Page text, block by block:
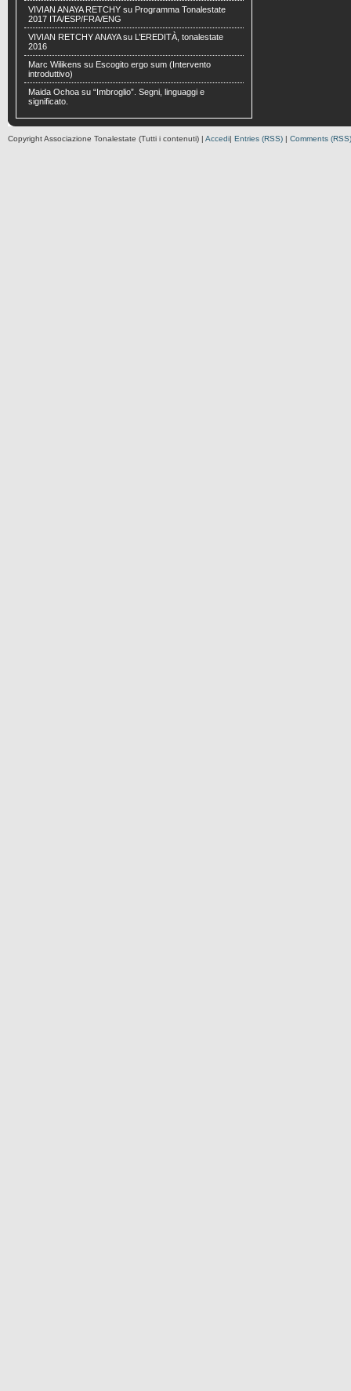
VIVIAN ANAYA RETCHY su Programma Tonalestate
2017 ITA/ESP/FRA/ENG
VIVIAN RETCHY ANAYAsu
L’EREDITÀ, tonalestate
2016
Marc Wilikens su Escogito ergo sum (Intervento
introduttivo)
Maida Ochoa su “Imbroglio”. Segni, linguaggi e
significato.
Copyright Associazione Tonalestate (Tutti i contenuti) | Accedi| Entries (RSS) | Comments (RSS)